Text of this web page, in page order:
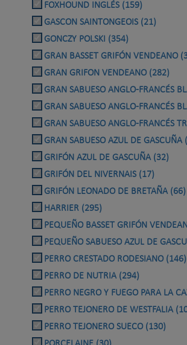
FOXHOUND INGLÉS (159)
GASCON SAINTONGEOIS (21)
GONCZY POLSKI (354)
GRAN BASSET GRIFÓN VENDEANO
GRAN GRIFON VENDEANO (282)
GRAN SABUESO ANGLO-FRANCÉS
GRAN SABUESO ANGLO-FRANCÉS
GRAN SABUESO ANGLO-FRANCÉS
GRAN SABUESO AZUL DE GASCUÑA
GRIFÓN AZUL DE GASCUÑA (32)
GRIFÓN DEL NIVERNAIS (17)
GRIFÓN LEONADO DE BRETAÑA (66)
HARRIER (295)
PEQUEÑO BASSET GRIFÓN
PEQUEÑO SABUESO AZUL DE
PERRO CRESTADO RODESIANO (146)
PERRO DE NUTRIA (294)
PERRO NEGRO Y FUEGO PARA LA
PERRO TEJONERO DE WESTFALIA
PERRO TEJONERO SUECO (130)